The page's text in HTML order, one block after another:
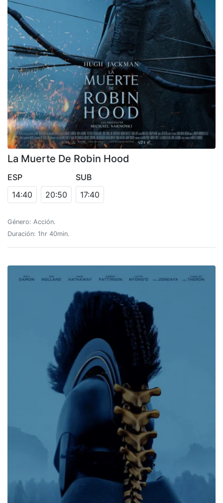
La Muerte De Robin Hood
ESP
14:40
20:50
SUB
17:40
Género: Acción.
Duración: 1hr 40min.